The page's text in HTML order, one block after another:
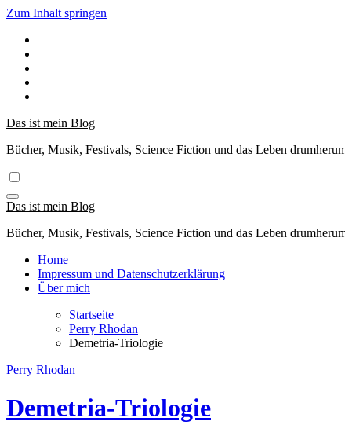
Zum Inhalt springen
Das ist mein Blog
Bücher, Musik, Festivals, Science Fiction und das Leben
Das ist mein Blog
Bücher, Musik, Festivals, Science Fiction und das Leben
Home
Impressum und Datenschutzerklärung
Über mich
Startseite
Perry Rhodan
Demetria-Triologie
Perry Rhodan
Demetria-Triologie